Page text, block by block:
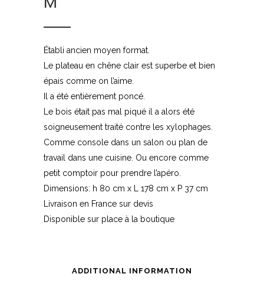
Établi ancien moyen format.
Le plateau en chêne clair est superbe et bien
épais comme on l’aime.
Il a été entièrement poncé.
Le bois était pas mal piqué il a alors été
soigneusement traité contre les xylophages.
Comme console dans un salon ou plan de
travail dans une cuisine. Ou encore comme
petit comptoir pour prendre l’apéro.
Dimensions: h 80 cm x L 178 cm x P 37 cm
Livraison en France sur devis
Disponible sur place à la boutique
ADDITIONAL INFORMATION